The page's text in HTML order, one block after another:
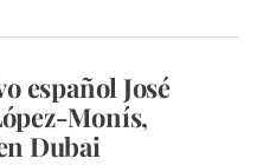
español José
Monís,
Dubai